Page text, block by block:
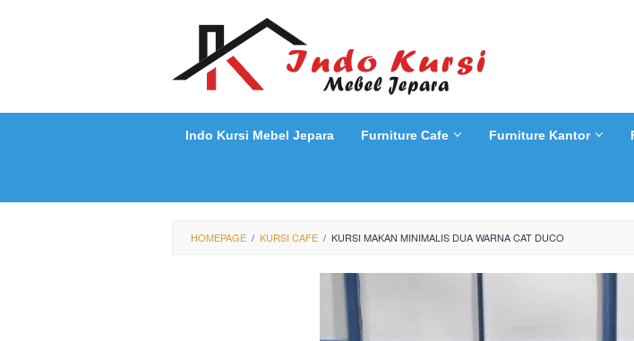
Indo Kursi Mebel Jepara Furniture Cafe Furniture Kantor
HOMEPAGE / KURSI CAFE / KURSI MAKAN MINIMALIS DUA WARNA CAT DUCO